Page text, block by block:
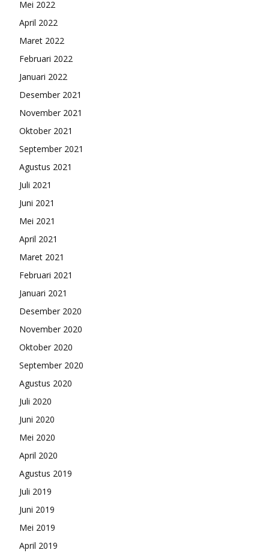
Mei 2022
April 2022
Maret 2022
Februari 2022
Januari 2022
Desember 2021
November 2021
Oktober 2021
September 2021
Agustus 2021
Juli 2021
Juni 2021
Mei 2021
April 2021
Maret 2021
Februari 2021
Januari 2021
Desember 2020
November 2020
Oktober 2020
September 2020
Agustus 2020
Juli 2020
Juni 2020
Mei 2020
April 2020
Agustus 2019
Juli 2019
Juni 2019
Mei 2019
April 2019